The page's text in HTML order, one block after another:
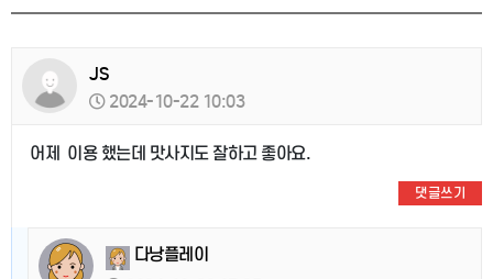
JS
2024-10-22 10:03
어제 이용 했는데 맛사지도 잘하고 좋아요.
댓글쓰기
다낭플레이